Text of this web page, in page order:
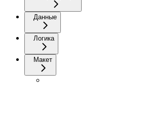
Данные
Логика
Макет